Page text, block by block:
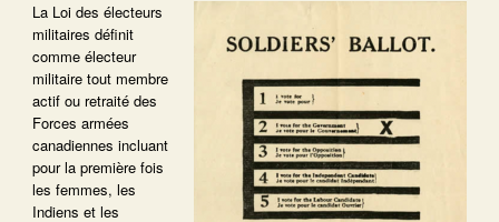
La Loi des électeurs
militaires définit
comme électeur
militaire tout membre
actif ou retraité des
Forces armées
canadiennes incluant
pour la première fois
les femmes, les
Indiens et les